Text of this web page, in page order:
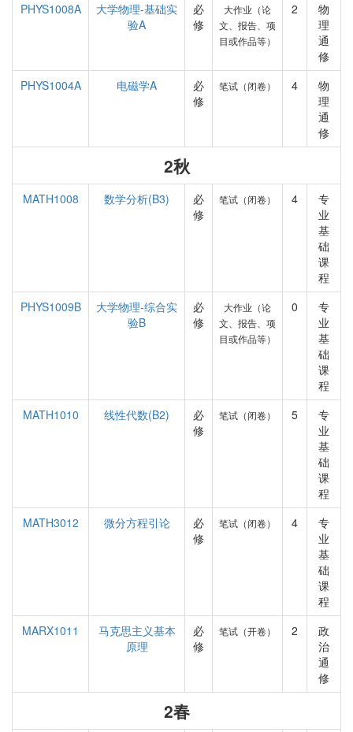
PHYS1008A
大学物理-基础实
验A
必
修
大作业（论
文、报告、项
目或作品等）
2
物
理
通
修
PHYS1004A
电磁学A
必
修
笔试（闭卷） 4
物
理
通
修
2秋
MATH1008 数学分析(B3)
必
修
笔试（闭卷） 4
专
业
基
础
课
程
PHYS1009B
大学物理-综合实
验B
必
修
大作业（论
文、报告、项
目或作品等）
0
专
业
基
础
课
程
MATH1010
线性代数(B2)
必
修
笔试（闭卷） 5
专
业
基
础
课
程
MATH3012
微分方程引论
必
修
笔试（闭卷） 4
专
业
基
础
课
程
MARX1011
马克思主义基本
原理
必
修
笔试（开卷） 2
政
治
通
修
2春